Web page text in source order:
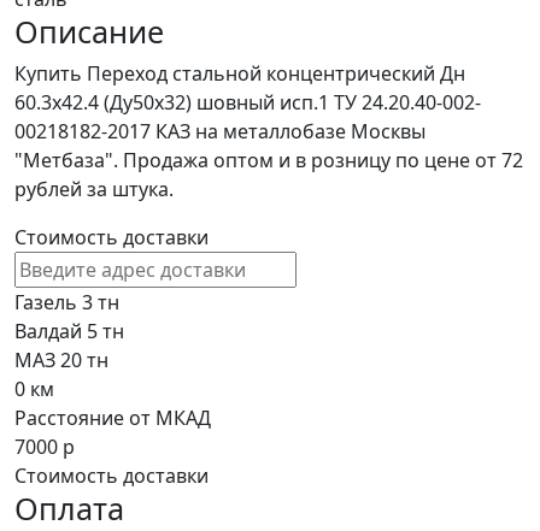
Описание
Купить Переход стальной концентрический Дн
60.3х42.4 (Ду50х32) шовный исп.1 ТУ 24.20.40-002-
00218182-2017 КАЗ на металлобазе Москвы
"Метбаза". Продажа оптом и в розницу по цене от 72
рублей за штука.
Стоимость доставки
Газель 3 тн
Валдай 5 тн
МАЗ 20 тн
0 км
Расстояние от МКАД
7000 р
Стоимость доставки
Оплата